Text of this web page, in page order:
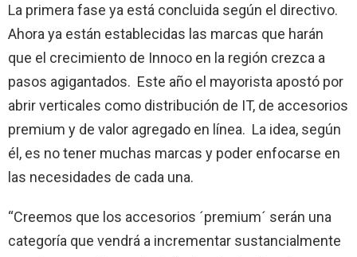
La primera fase ya está concluida según el directivo.
Ahora ya están establecidas las marcas que harán
que el crecimiento de Innoco en la región crezca a
pasos agigantados. Este año el mayorista apostó por
abrir verticales como distribución de IT, de accesorios
premium y de valor agregado en línea. La idea, según
él, es no tener muchas marcas y poder enfocarse en
las necesidades de cada una.
“Creemos que los accesorios ´premium´ serán una
categoría que vendrá a incrementar sustancialmente